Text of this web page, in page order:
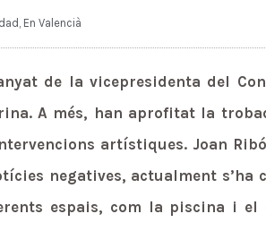
En Valencià
de la vicepresidenta del
A més, han aprofitat la
artístiques. Joan
negatives, actualment
espais, com la piscina i